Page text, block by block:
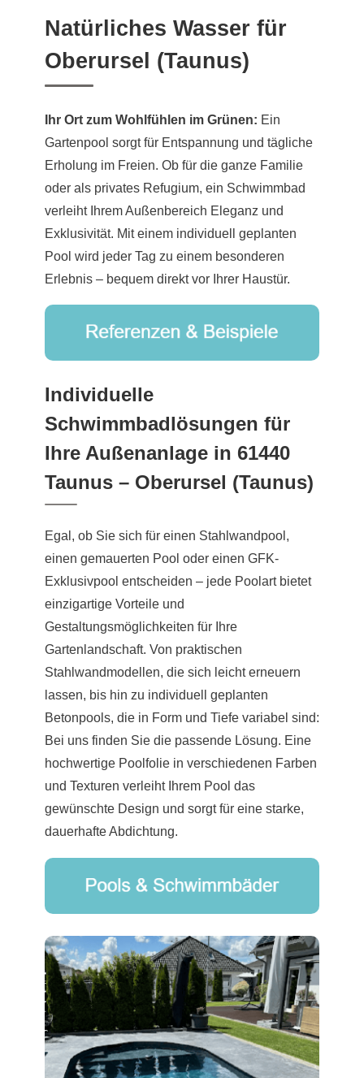
Natürliches Wasser für
Oberursel (Taunus)
Ihr Ort zum Wohlfühlen im Grünen: Ein
Gartenpool sorgt für Entspannung und tägliche
Erholung im Freien. Ob für die ganze Familie
oder als privates Refugium, ein Schwimmbad
verleiht Ihrem Außenbereich Eleganz und
Exklusivität. Mit einem individuell geplanten
Pool wird jeder Tag zu einem besonderen
Erlebnis – bequem direkt vor Ihrer Haustür.
Individuelle
Schwimmbadlösungen für
Ihre Außenanlage in 61440
Taunus – Oberursel (Taunus)
Egal, ob Sie sich für einen Stahlwandpool,
einen gemauerten Pool oder einen GFK-
Exklusivpool entscheiden – jede Poolart bietet
einzigartige Vorteile und
Gestaltungsmöglichkeiten für Ihre
Gartenlandschaft. Von praktischen
Stahlwandmodellen, die sich leicht erneuern
lassen, bis hin zu individuell geplanten
Betonpools, die in Form und Tiefe variabel sind:
Bei uns finden Sie die passende Lösung. Eine
hochwertige Poolfolie in verschiedenen Farben
und Texturen verleiht Ihrem Pool das
gewünschte Design und sorgt für eine starke,
dauerhafte Abdichtung.